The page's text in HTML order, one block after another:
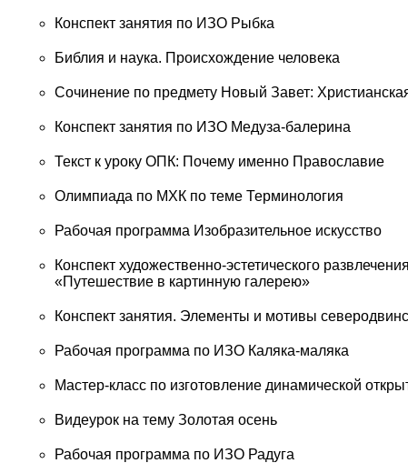
Конспект занятия по ИЗО Рыбка
Библия и наука. Происхождение человека
Сочинение по предмету Новый Завет:
Конспект занятия по ИЗО Медуза-балерина
Текст к уроку ОПК: Почему именно Православие
Олимпиада по МХК по теме Терминология
Рабочая программа Изобразительное искусство
Конспект художественно-эстетического
«Путешествие в картинную галерею»
Конспект занятия. Элементы и мотивы
Рабочая программа по ИЗО Каляка-маляка
Мастер-класс по изготовление динамической
Видеурок на тему Золотая осень
Рабочая программа по ИЗО Радуга